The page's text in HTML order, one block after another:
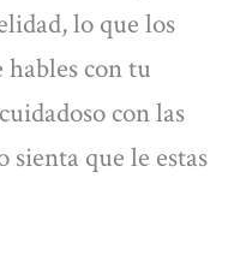
lo que los
con tu
con las
que le estas